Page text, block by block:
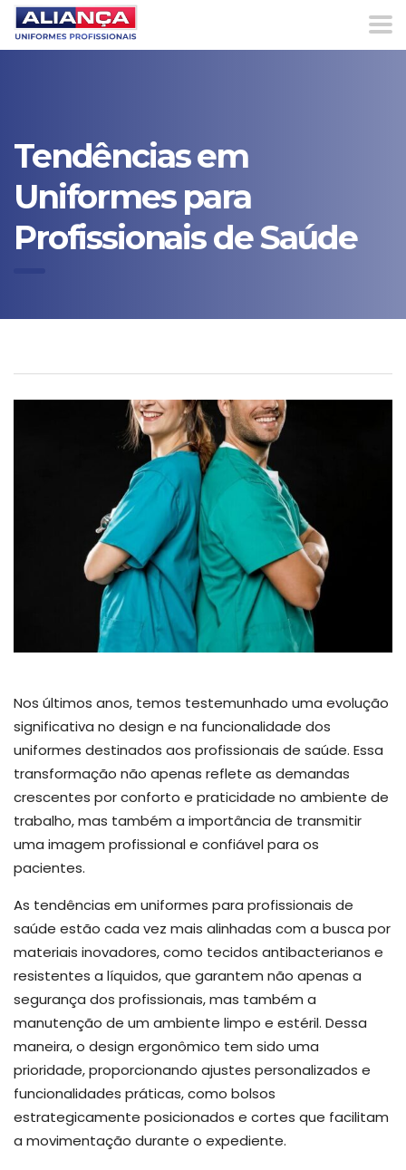
Tendências em
Uniformes para
Profissionais de Saúde
Nos últimos anos, temos testemunhado uma evolução
significativa no design e na funcionalidade dos
uniformes destinados aos profissionais de saúde. Essa
transformação não apenas reflete as demandas
crescentes por conforto e praticidade no ambiente de
trabalho, mas também a importância de transmitir
uma imagem profissional e confiável para os
pacientes.
As tendências em uniformes para profissionais de
saúde estão cada vez mais alinhadas com a busca por
materiais inovadores, como tecidos antibacterianos e
resistentes a líquidos, que garantem não apenas a
segurança dos profissionais, mas também a
manutenção de um ambiente limpo e estéril. Dessa
maneira, o design ergonômico tem sido uma
prioridade, proporcionando ajustes personalizados e
funcionalidades práticas, como bolsos
estrategicamente posicionados e cortes que facilitam
a movimentação durante o expediente.